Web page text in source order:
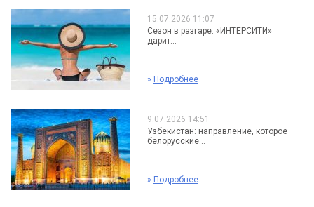
15.07.2026 11:07
Сезон в разгаре: «ИНТЕРСИТИ»
дарит...
» Подробнее
9.07.2026 14:51
Узбекистан: направление, которое
белорусские...
» Подробнее